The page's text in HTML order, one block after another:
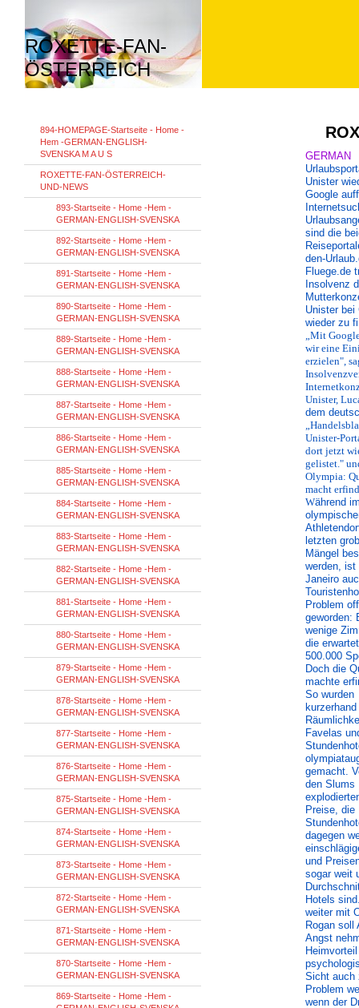
ROXETTE-FAN-
ÖSTERREICH
GERMAN
Unister
Google
sind die
den-
Fluege.de
Insolvenz
Unister bei
wieder zu
„Mit
wir eine
erzielen",
Unister,
dem
Unister-
dort jetzt
gelistet."
Olympia:
macht
Während
letzten
Mängel
werden, ist
Janeiro
Problem
geworden:
wenige
die
500.000
Doch die
machte
So wurden
kurzerhand
Favelas
gemacht.
den Slums
Preise, die
dagegen
und
sogar weit
Hotels
weiter mit
Rogan soll
Angst
Sicht auch
Problem
wenn der
894-HOMEPAGE-Startseite - Home -
Hem -GERMAN-ENGLISH-
SVENSKA M A U S
ROXETTE-FAN-ÖSTERREICH-
UND-NEWS
893-Startseite - Home -Hem -
GERMAN-ENGLISH-SVENSKA
892-Startseite - Home -Hem -
GERMAN-ENGLISH-SVENSKA
891-Startseite - Home -Hem -
GERMAN-ENGLISH-SVENSKA
890-Startseite - Home -Hem -
GERMAN-ENGLISH-SVENSKA
889-Startseite - Home -Hem -
GERMAN-ENGLISH-SVENSKA
888-Startseite - Home -Hem -
GERMAN-ENGLISH-SVENSKA
887-Startseite - Home -Hem -
GERMAN-ENGLISH-SVENSKA
886-Startseite - Home -Hem -
GERMAN-ENGLISH-SVENSKA
885-Startseite - Home -Hem -
GERMAN-ENGLISH-SVENSKA
884-Startseite - Home -Hem -
GERMAN-ENGLISH-SVENSKA
883-Startseite - Home -Hem -
GERMAN-ENGLISH-SVENSKA
882-Startseite - Home -Hem -
GERMAN-ENGLISH-SVENSKA
881-Startseite - Home -Hem -
GERMAN-ENGLISH-SVENSKA
880-Startseite - Home -Hem -
GERMAN-ENGLISH-SVENSKA
879-Startseite - Home -Hem -
GERMAN-ENGLISH-SVENSKA
878-Startseite - Home -Hem -
GERMAN-ENGLISH-SVENSKA
877-Startseite - Home -Hem -
GERMAN-ENGLISH-SVENSKA
876-Startseite - Home -Hem -
GERMAN-ENGLISH-SVENSKA
875-Startseite - Home -Hem -
GERMAN-ENGLISH-SVENSKA
874-Startseite - Home -Hem -
GERMAN-ENGLISH-SVENSKA
873-Startseite - Home -Hem -
GERMAN-ENGLISH-SVENSKA
872-Startseite - Home -Hem -
GERMAN-ENGLISH-SVENSKA
871-Startseite - Home -Hem -
GERMAN-ENGLISH-SVENSKA
870-Startseite - Home -Hem -
GERMAN-ENGLISH-SVENSKA
869-Startseite - Home -Hem -